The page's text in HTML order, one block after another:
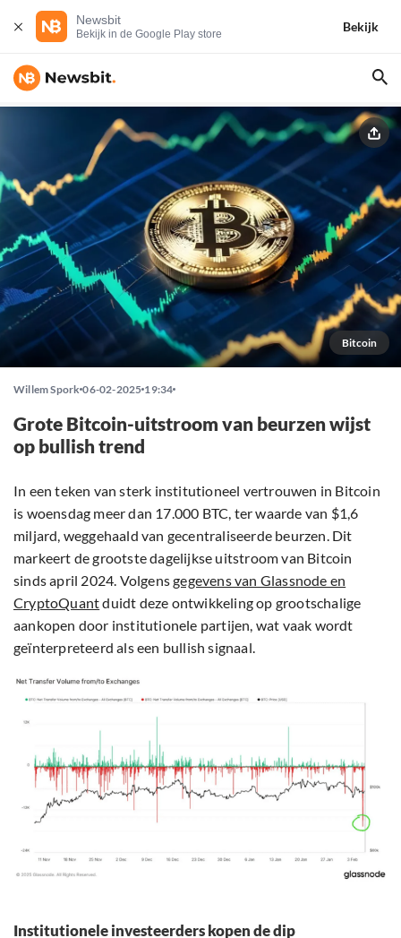
Newsbit
Bekijk in de Google Play store
Bekijk
Bitcoin
Willem Spork 06-02-2025 19:34
Grote Bitcoin-uitstroom van beurzen wijst
op bullish trend
In een teken van sterk institutioneel vertrouwen in Bitcoin
is woensdag meer dan 17.000 BTC, ter waarde van $1,6
miljard, weggehaald van gecentraliseerde beurzen. Dit
markeert de grootste dagelijkse uitstroom van Bitcoin
sinds april 2024. Volgensgegevens van Glassnode en
CryptoQuantduidt deze ontwikkeling op grootschalige
aankopen door institutionele partijen, wat vaak wordt
geïnterpreteerd als een bullish signaal.
Institutionele investeerders kopen de dip